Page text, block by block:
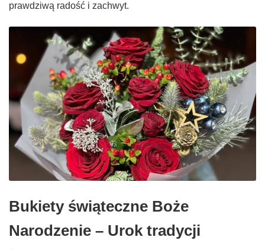
prawdziwą radość i zachwyt.
Bukiety świąteczne Boże
Narodzenie – Urok tradycji